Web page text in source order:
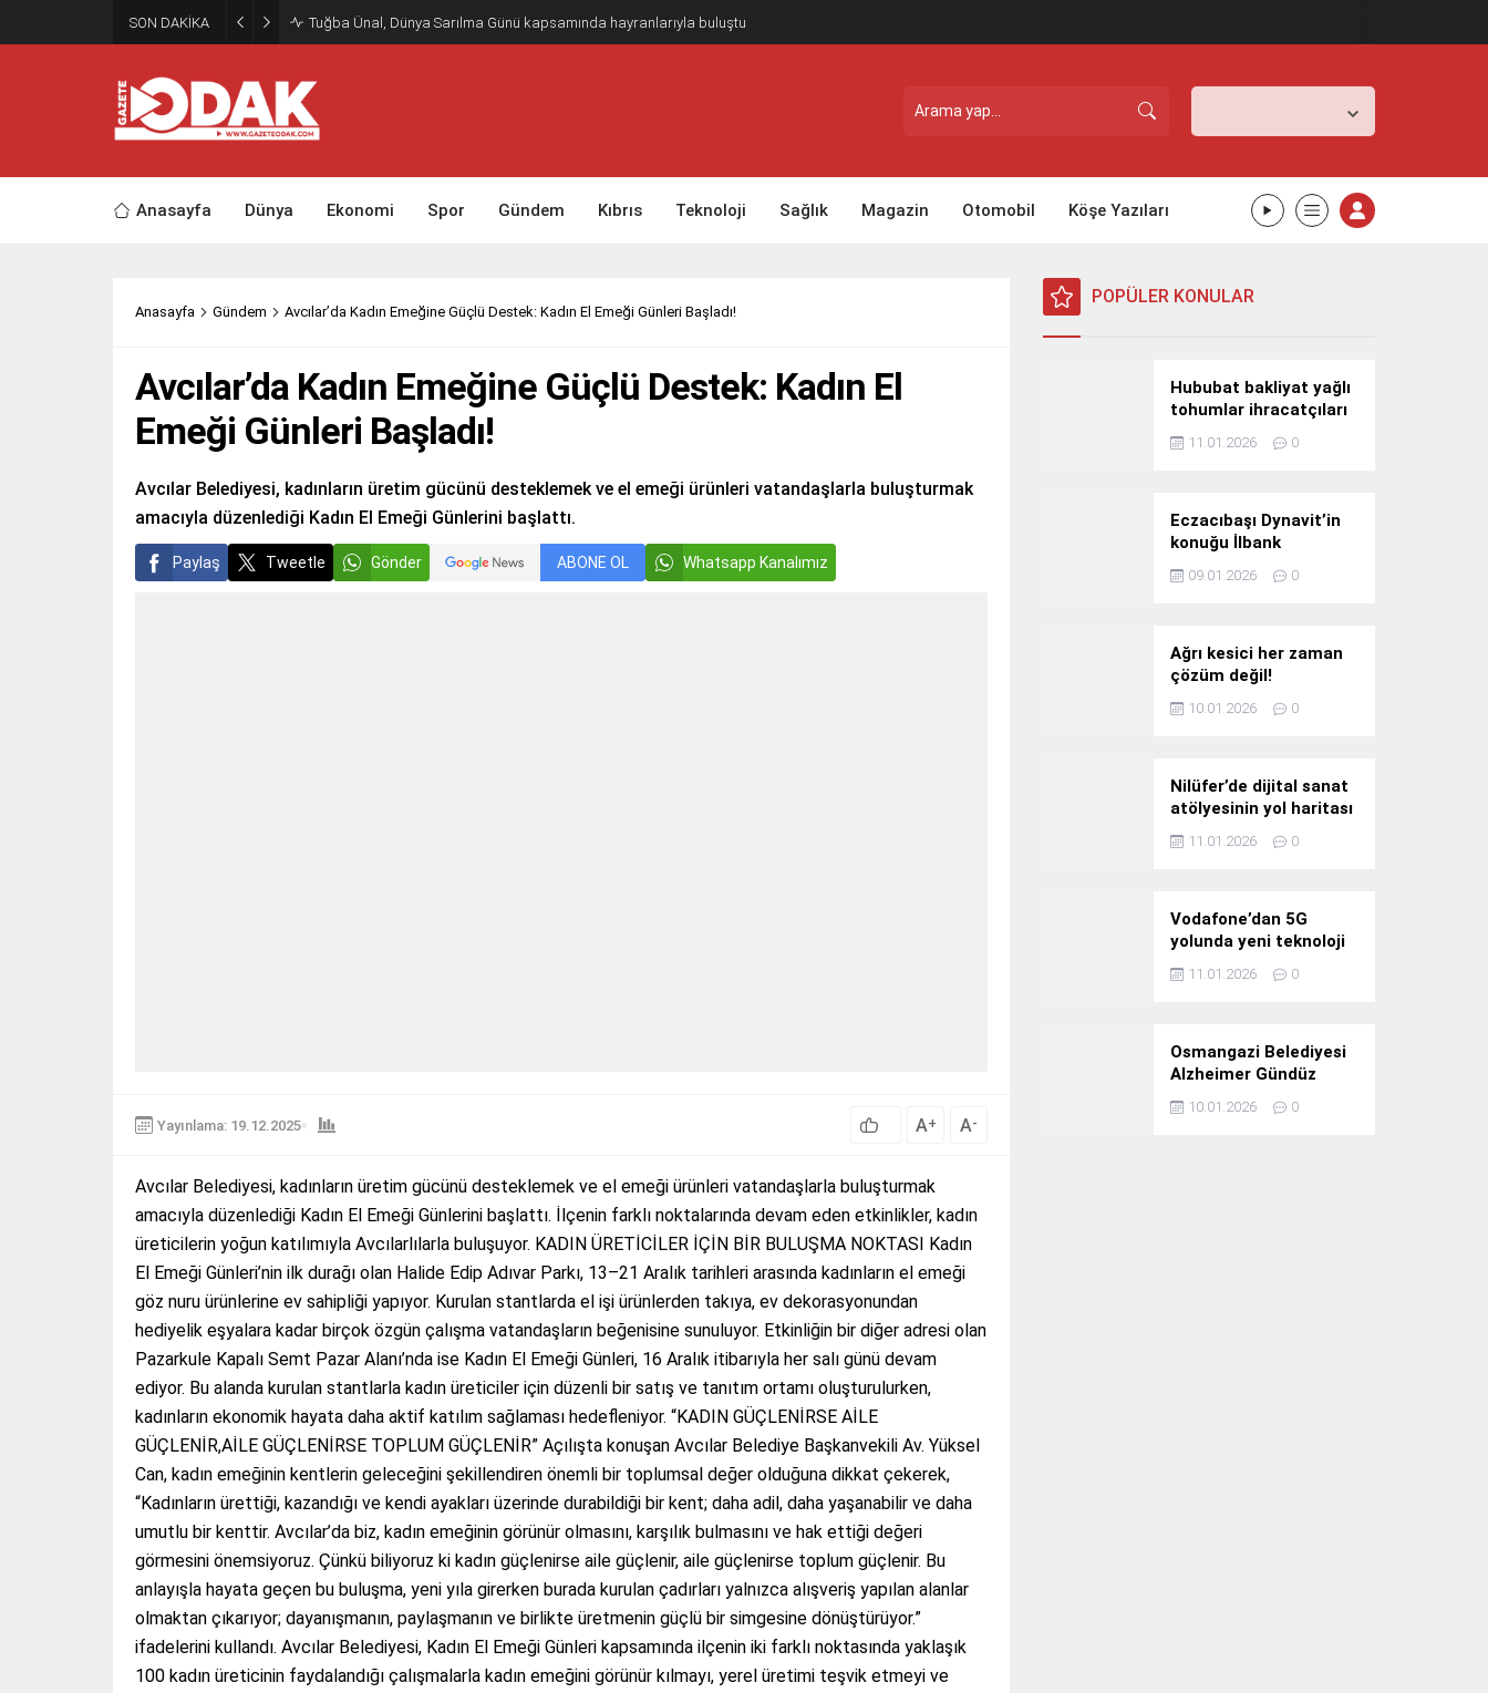
SON DAKİKA Tuğba Ünal, Dünya Sarılma Günü kapsamında hayranlarıyla buluştu
Anasayfa Dünya Ekonomi Spor Gündem Kıbrıs Teknoloji Sağlık Magazin Otomobil Köşe Yazıları
Anasayfa Gündem Avcılar’da Kadın Emeğine Güçlü Destek: Kadın El Emeği Günleri Başladı!
Avcılar’da Kadın Emeğine Güçlü Destek: Kadın El
Emeği Günleri Başladı!
Avcılar Belediyesi, kadınların üretim gücünü desteklemek ve el emeği ürünleri vatandaşlarla buluşturmak
amacıyla düzenlediği Kadın El Emeği Günlerini başlattı.
Paylaş Tweetle Gönder ABONE OL Whatsapp Kanalımız
Yayınlama: 19.12.2025 A+ A-
Avcılar Belediyesi, kadınların üretim gücünü desteklemek ve el emeği ürünleri vatandaşlarla buluşturmak
amacıyla düzenlediği Kadın El Emeği Günlerini başlattı. İlçenin farklı noktalarında devam eden etkinlikler, kadın
üreticilerin yoğun katılımıyla Avcılarlılarla buluşuyor. KADIN ÜRETİCİLER İÇİN BİR BULUŞMA NOKTASI Kadın
El Emeği Günleri’nin ilk durağı olan Halide Edip Adıvar Parkı, 13–21 Aralık tarihleri arasında kadınların el emeği
göz nuru ürünlerine ev sahipliği yapıyor. Kurulan stantlarda el işi ürünlerden takıya, ev dekorasyonundan
hediyelik eşyalara kadar birçok özgün çalışma vatandaşların beğenisine sunuluyor. Etkinliğin bir diğer adresi olan
Pazarkule Kapalı Semt Pazar Alanı’nda ise Kadın El Emeği Günleri, 16 Aralık itibarıyla her salı günü devam
ediyor. Bu alanda kurulan stantlarla kadın üreticiler için düzenli bir satış ve tanıtım ortamı oluşturulurken,
kadınların ekonomik hayata daha aktif katılım sağlaması hedefleniyor. “KADIN GÜÇLENİRSE AİLE
GÜÇLENİR,AİLE GÜÇLENİRSE TOPLUM GÜÇLENİR” Açılışta konuşan Avcılar Belediye Başkanvekili Av. Yüksel
Can, kadın emeğinin kentlerin geleceğini şekillendiren önemli bir toplumsal değer olduğuna dikkat çekerek,
“Kadınların ürettiği, kazandığı ve kendi ayakları üzerinde durabildiği bir kent; daha adil, daha yaşanabilir ve daha
umutlu bir kenttir. Avcılar’da biz, kadın emeğinin görünür olmasını, karşılık bulmasını ve hak ettiği değeri
görmesini önemsiyoruz. Çünkü biliyoruz ki kadın güçlenirse aile güçlenir, aile güçlenirse toplum güçlenir. Bu
anlayışla hayata geçen bu buluşma, yeni yıla girerken burada kurulan çadırları yalnızca alışveriş yapılan alanlar
olmaktan çıkarıyor; dayanışmanın, paylaşmanın ve birlikte üretmenin güçlü bir simgesine dönüştürüyor.”
ifadelerini kullandı. Avcılar Belediyesi, Kadın El Emeği Günleri kapsamında ilçenin iki farklı noktasında yaklaşık
100 kadın üreticinin faydalandığı çalışmalarla kadın emeğini görünür kılmayı, yerel üretimi teşvik etmeyi ve
POPÜLER KONULAR
Hububat bakliyat yağlı
tohumlar ihracatçıları
Güney Kore yolcusu
11.01.2026 0
Eczacıbaşı Dynavit’in
konuğu İlbank
09.01.2026 0
Ağrı kesici her zaman
çözüm değil!
10.01.2026 0
Nilüfer’de dijital sanat
atölyesinin yol haritası
konuşuldu
11.01.2026 0
Vodafone’dan 5G
yolunda yeni teknoloji
yatırımı
11.01.2026 0
Osmangazi Belediyesi
Alzheimer Gündüz
Bakım Evi 3. Yılını
Kutladı
10.01.2026 0